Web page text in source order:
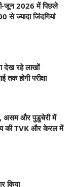
जून 2026 में पिछले
से ज्यादा जिंदगियां
देख रहे लाखों
होगी परीक्षा
असम और पुडुचेरी में
की TVK और केरल में
किया